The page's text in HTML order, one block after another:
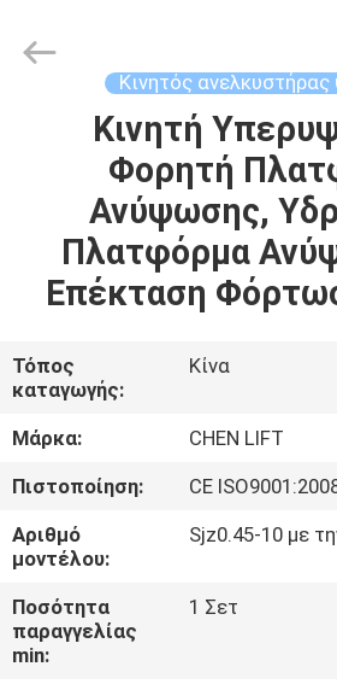
ΠΡΟΪΌΝΤΑ
ΣΧΕΤΙΚΆ
ΕΜΆΣ
ΕΠΙΣΚΈΨΕΙΣ
ΣΤΟ
ΕΡΓΟΣΤΆΣΙΟ
ΈΛΕΓΧΟΣ
ΠΟΙΌΤΗΤΑΣ
Κινητός ανελκυστήρας
Κινητή
Φορητή
Ανύψωσης,
Πλατφόρμα
Επέκταση
Τόπος
καταγωγής:
Κίνα
Μάρκα:
CHEN LIFT
Πιστοποίηση:
CE
Αριθμό
μοντέλου:
Sjz0.45-10 με
Ποσότητα
παραγγελίας
min:
1 Σετ